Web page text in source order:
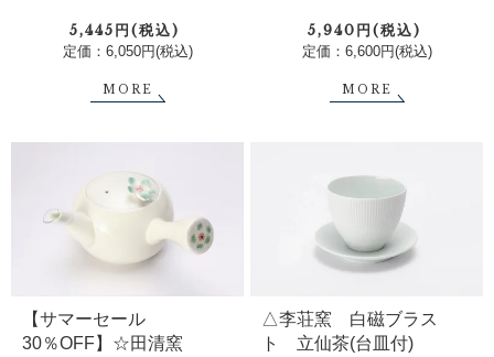
5,445円(税込)
定価：6,050円(税込)
MORE
5,940円(税込)
定価：6,600円(税込)
MORE
【サマーセール
30％OFF】☆田清窯
△李荘窯 白磁ブラス
ト 立仙茶(台皿付)